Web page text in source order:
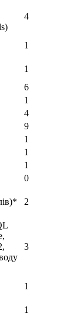
4
1
1
6
1
4
9
1
1
1
0
2
3
1
1